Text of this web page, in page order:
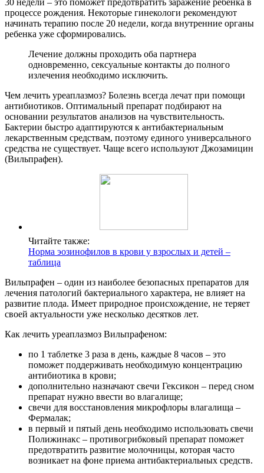
30 недели – это поможет предотвратить заражение ребенка в
процессе рождения. Некоторые гинекологи рекомендуют
начинать терапию после 20 недели, когда внутренние органы
ребенка уже сформировались.
Лечение должны проходить оба партнера
одновременно, сексуальные контакты до полного
излечения необходимо исключить.
Чем лечить уреаплазмоз? Болезнь всегда лечат при помощи
антибиотиков. Оптимальный препарат подбирают на
основании результатов анализов на чувствительность.
Бактерии быстро адаптируются к антибактериальным
лекарственным средствам, поэтому единого универсального
средства не существует. Чаще всего используют Джозамицин
(Вильпрафен).
Читайте также:
Норма эозинофилов в крови у взрослых и детей –
таблица
Вильпрафен – один из наиболее безопасных препаратов для
лечения патологий бактериального характера, не влияет на
развитие плода. Имеет природное происхождение, не теряет
своей актуальности уже несколько десятков лет.
Как лечить уреаплазмоз Вильпрафеном:
по 1 таблетке 3 раза в день, каждые 8 часов – это
поможет поддерживать необходимую концентрацию
антибиотика в крови;
дополнительно назначают свечи Гексикон – перед сном
препарат нужно ввести во влагалище;
свечи для восстановления микрофлоры влагалища –
Фермалак;
в первый и пятый день необходимо использовать свечи
Полижинакс – противогрибковый препарат поможет
предотвратить развитие молочницы, которая часто
возникает на фоне приема антибактериальных средств.